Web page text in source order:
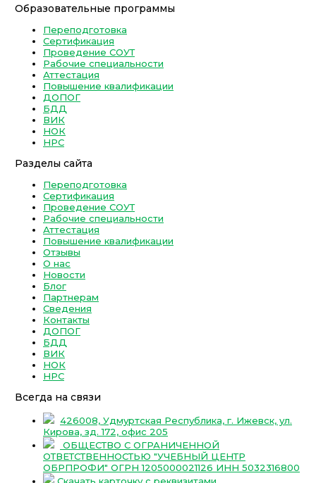
Образовательные программы
Переподготовка
Сертификация
Проведение СОУТ
Рабочие специальности
Аттестация
Повышение квалификации
ДОПОГ
БДД
ВИК
НОК
НРС
Разделы сайта
Переподготовка
Сертификация
Проведение СОУТ
Рабочие специальности
Аттестация
Повышение квалификации
Отзывы
О нас
Новости
Блог
Партнерам
Сведения
Контакты
ДОПОГ
БДД
ВИК
НОК
НРС
Всегда на связи
426008, Удмуртская Республика, г. Ижевск, ул.
Кирова, зд. 172, офис 205
ОБЩЕСТВО С ОГРАНИЧЕННОЙ
ОТВЕТСТВЕННОСТЬЮ "УЧЕБНЫЙ ЦЕНТР
ОБРПРОФИ" ОГРН 1205000021126 ИНН 5032316800